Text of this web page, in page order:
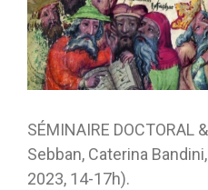
SÉMINAIRE DOCTORAL
Sebban, Caterina
2023, 14-17h).